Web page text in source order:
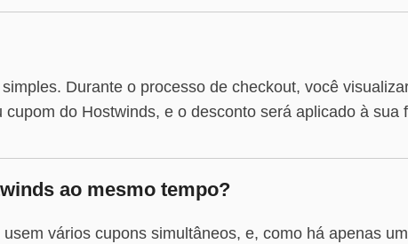
Durante o processo de checkout, você
do Hostwinds, e o desconto será aplicado à sua
ao mesmo tempo?
vários cupons simultâneos, e, como há apenas um